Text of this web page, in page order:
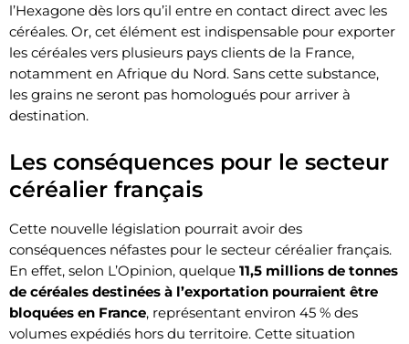
l’Hexagone dès lors qu’il entre en contact direct avec les
céréales. Or, cet élément est indispensable pour exporter
les céréales vers plusieurs pays clients de la France,
notamment en Afrique du Nord. Sans cette substance,
les grains ne seront pas homologués pour arriver à
destination.
Les conséquences pour le secteur
céréalier français
Cette nouvelle législation pourrait avoir des
conséquences néfastes pour le secteur céréalier français.
En effet, selon L’Opinion, quelque 11,5 millions de tonnes
de céréales destinées à l’exportation pourraient être
bloquées en France, représentant environ 45 % des
volumes expédiés hors du territoire. Cette situation